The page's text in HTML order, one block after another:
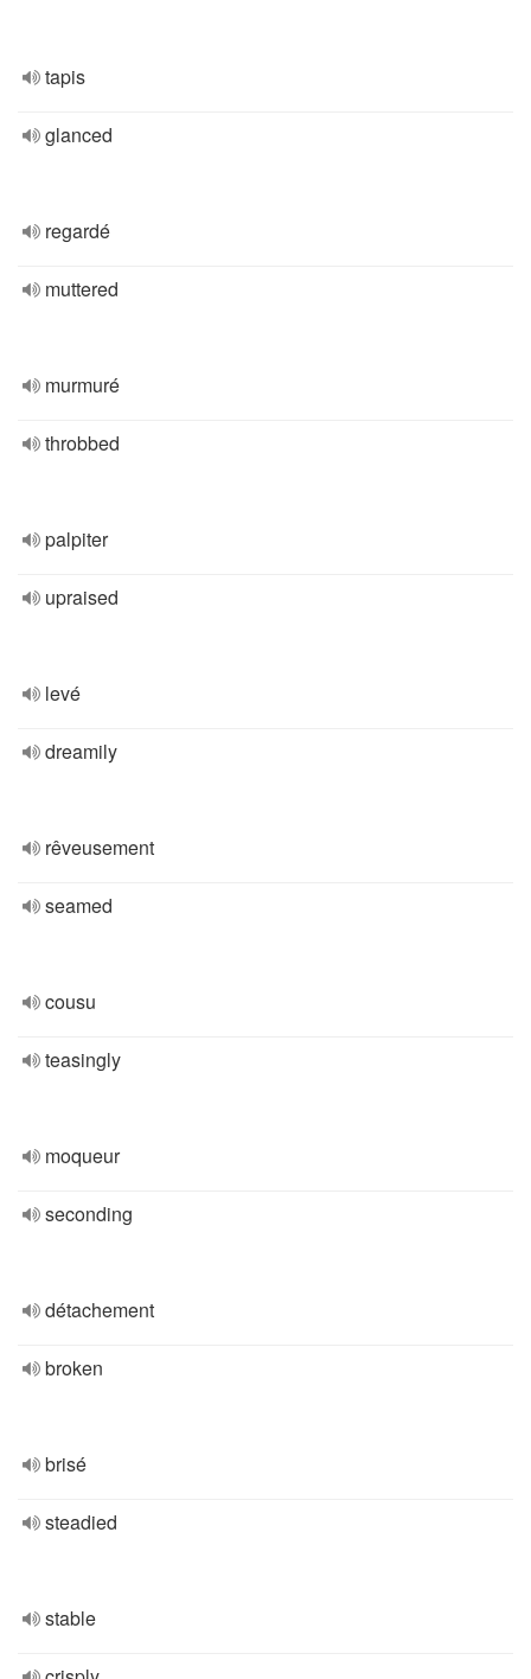
tapis
glanced
regardé
muttered
murmuré
throbbed
palpiter
upraised
levé
dreamily
rêveusement
seamed
cousu
teasingly
moqueur
seconding
détachement
broken
brisé
steadied
stable